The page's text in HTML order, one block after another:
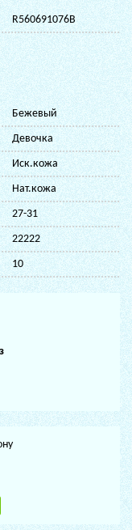
R560691076B
Бежевый
Девочка
Иск.кожа
Нат.кожа
27-31
22222
10